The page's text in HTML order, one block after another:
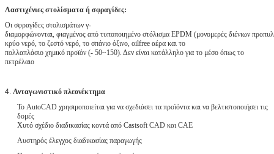
Λαστιχένιες στολίσματα ή σφραγίδες:
Οι σφραγίδες στολισμάτων γ-
διαμορφώνονται, φιαγμένος από τυποποιημένο στόλισμα EPDM (μονομερές διένιων
κρύο νερό, το ζεστό νερό, το σπάνιο όξινο, oilfree αέρα και το
πολλαπλάσιο χημικό προϊόν (- 50~150). Δεν είναι κατάλληλο για το μέσο όπως το
πετρέλαιο
4. Ανταγωνιστικό πλεονέκτημα
Το AutoCAD χρησιμοποιείται για να σχεδιάσει τα προϊόντα και να βελτιστοποιήσει τις
δομές
Χυτό σχέδιο διαδικασίας κοντά από Castsoft CAD και CAE
Αυστηρός έλεγχος διαδικασίας παραγωγής